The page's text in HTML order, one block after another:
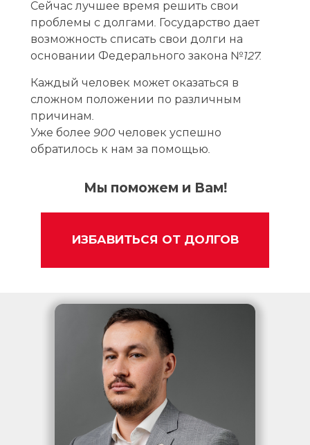
Мы поможем и Вам!
Сейчас лучшее время решить свои
проблемы с долгами. Государство дает
возможность списать свои долги на
основании Федерального закона №127.
ИЗБАВИТЬСЯ ОТ ДОЛГОВ
Каждый человек может оказаться в
сложном положении по различным
причинам.
Уже более 900 человек успешно
обратилось к нам за помощью.